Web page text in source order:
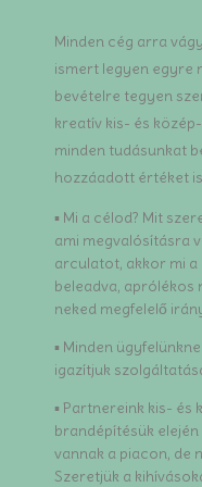
Minden cég arra
ismert legyen egyre
bevételre tegyen
kreatív kis- és
minden tudásunkat
hozzáadott értéket
▪ Mi a célod? Mit
ami megvalósításra
arculatot, akkor mi
beleadva, aprólékos
neked megfelelő
▪ Minden
igazítjuk
▪ Partnereink kis- és
brandépítésük
vannak a piacon, de
Szeretjük a